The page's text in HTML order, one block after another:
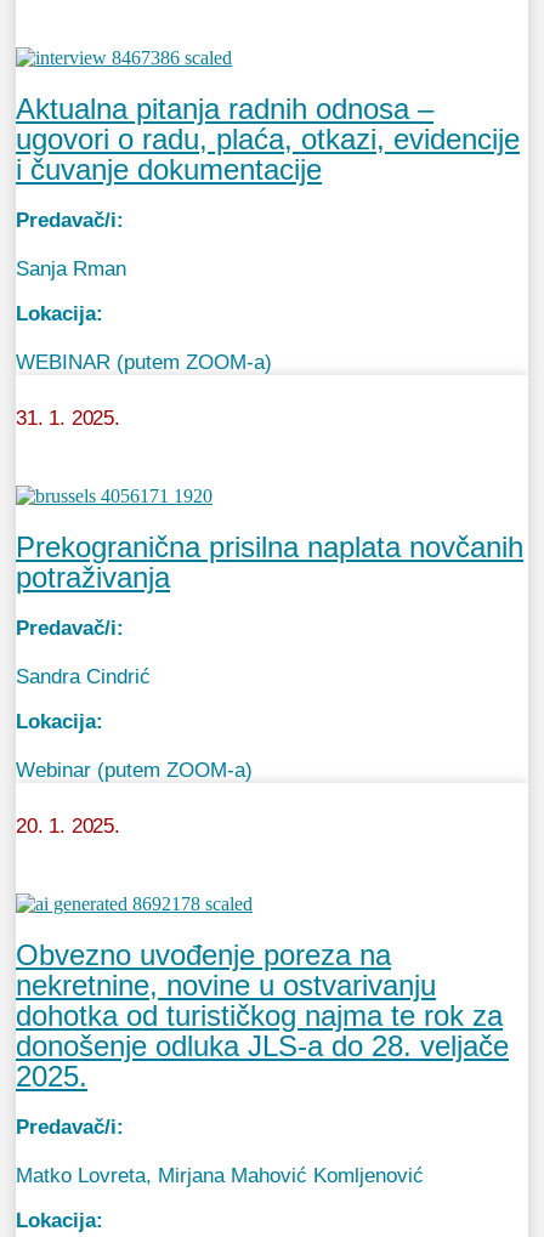
Aktualna pitanja radnih odnosa –
ugovori o radu, plaća, otkazi, evidencije
i čuvanje dokumentacije
Predavač/i:
Sanja Rman
Lokacija:
WEBINAR (putem ZOOM-a)
31. 1. 2025.
Prekogranična prisilna naplata novčanih
potraživanja
Predavač/i:
Sandra Cindrić
Lokacija:
Webinar (putem ZOOM-a)
20. 1. 2025.
Obvezno uvođenje poreza na
nekretnine, novine u ostvarivanju
dohotka od turističkog najma te rok za
donošenje odluka JLS-a do 28. veljače
2025.
Predavač/i:
Matko Lovreta, Mirjana Mahović Komljenović
Lokacija: